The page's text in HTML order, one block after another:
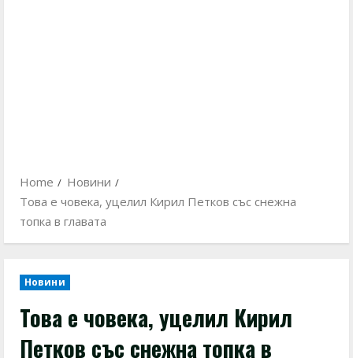
Home
Новини
Това е човека, уцелил Кирил Петков със снежна
топка в главата
Новини
Това е човека, уцелил Кирил
Петков със снежна топка в